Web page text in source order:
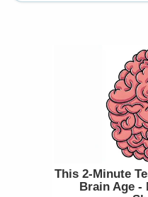
This 2-Minute
Brain Age -